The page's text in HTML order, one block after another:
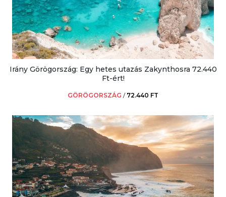
Irány Görögország: Egy hetes utazás Zakynthosra 72.440
Ft-ért!
GÖRÖGORSZÁG / 72.440 FT